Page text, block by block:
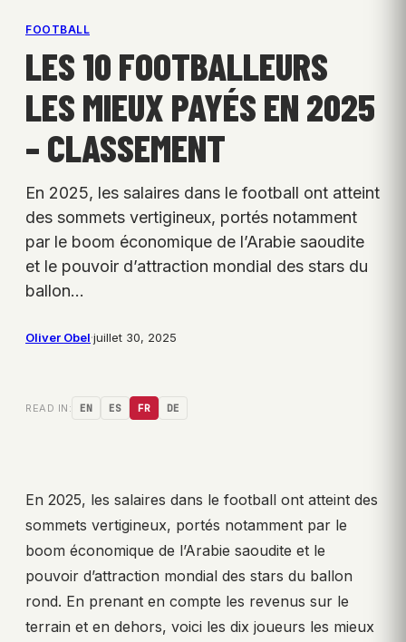
FOOTBALL
LES 10 FOOTBALLEURS
LES MIEUX PAYÉS EN 2025
– CLASSEMENT
En 2025, les salaires dans le football ont atteint
des sommets vertigineux, portés notamment
par le boom économique de l’Arabie saoudite
et le pouvoir d’attraction mondial des stars du
ballon…
Oliver Obel·juillet 30, 2025
READ IN: EN ES FR DE
En 2025, les salaires dans le football ont atteint des
sommets vertigineux, portés notamment par le
boom économique de l’Arabie saoudite et le
pouvoir d’attraction mondial des stars du ballon
rond. En prenant en compte les revenus sur le
terrain et en dehors, voici les dix joueurs les mieux